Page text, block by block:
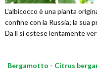
L'albicocco è una pianta
confine con la Russia; la sua
Da lì si estese lentamente
Bergamotto - Citrus